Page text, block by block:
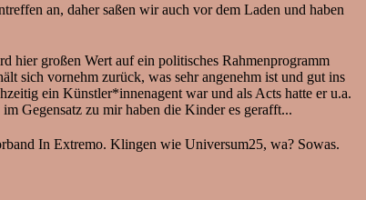
an, daher saßen wir auch vor dem Laden und haben
großen Wert auf ein politisches Rahmenprogramm
sich vornehm zurück, was sehr angenehm ist und gut ins
ein Künstler*innenagent war und als Acts hatte er u.a.
Gegensatz zu mir haben die Kinder es gerafft...
In Extremo. Klingen wie Universum25, wa? Sowas.